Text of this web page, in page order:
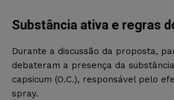
Substância ativa e regras
Durante a discussão da proposta,
debateram a presença da
capsicum (O.C.), responsável pelo
spray.